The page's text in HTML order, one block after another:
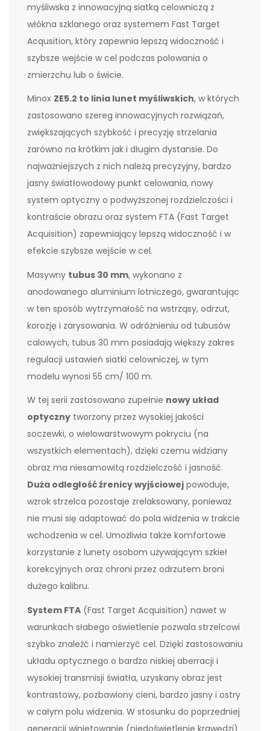
myśliwska z innowacyjną siatką celowniczą z
włókna szklanego oraz systemem Fast Target
Acqusition, który zapewnia lepszą widoczność i
szybsze wejście w cel podczas polowania o
zmierzchu lub o świcie.
Minox ZE5.2 to linia lunet myśliwskich, w których
zastosowano szereg innowacyjnych rozwiązań,
zwiększających szybkość i precyzję strzelania
zarówno na krótkim jak i długim dystansie. Do
najważniejszych z nich należą precyzyjny, bardzo
jasny światłowodowy punkt celowania, nowy
system optyczny o podwyższonej rozdzielczości i
kontraście obrazu oraz system FTA (Fast Target
Acquisition) zapewniający lepszą widoczność i w
efekcie szybsze wejście w cel.
Masywny tubus 30 mm, wykonano z
anodowanego aluminium lotniczego, gwarantując
w ten sposób wytrzymałość na wstrząsy, odrzut,
korozję i zarysowania. W odróżnieniu od tubusów
calowych, tubus 30 mm posiadają większy zakres
regulacji ustawień siatki celowniczej, w tym
modelu wynosi 55 cm/ 100 m.
W tej serii zastosowano zupełnie nowy układ
optyczny tworzony przez wysokiej jakości
soczewki, o wielowarstwowym pokryciu (na
wszystkich elementach), dzięki czemu widziany
obraz ma niesamowitą rozdzielczość i jasność.
Duża odległość źrenicy wyjściowej powoduje,
wzrok strzelca pozostaje zrelaksowany, ponieważ
nie musi się adaptować do pola widzenia w trakcie
wchodzenia w cel. Umożliwia także komfortowe
korzystanie z lunety osobom używającym szkieł
korekcyjnych oraz chroni przez odrzutem broni
dużego kalibru.
System FTA (Fast Target Acquisition) nawet w
warunkach słabego oświetlenie pozwala strzelcowi
szybko znaleźć i namierzyć cel. Dzięki zastosowaniu
układu optycznego o bardzo niskiej aberracji i
wysokiej transmisji światła, uzyskany obraz jest
kontrastowy, pozbawiony cieni, bardzo jasny i ostry
w całym polu widzenia. W stosunku do poprzedniej
generacji winietowanie (niedoświetlenie krawędzi)